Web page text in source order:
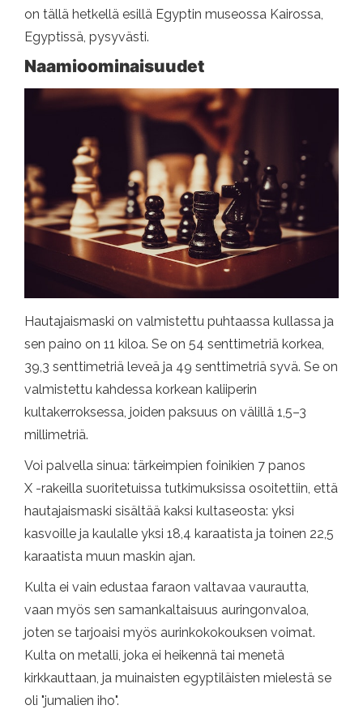
on tällä hetkellä esillä Egyptin museossa Kairossa,
Egyptissä, pysyvästi.
Naamioominaisuudet
Hautajaismaski on valmistettu puhtaassa kullassa ja
sen paino on 11 kiloa. Se on 54 senttimetriä korkea,
39,3 senttimetriä leveä ja 49 senttimetriä syvä. Se on
valmistettu kahdessa korkean kaliiperin
kultakerroksessa, joiden paksuus on välillä 1,5–3
millimetriä.
Voi palvella sinua: tärkeimpien foinikien 7 panos
X -rakeilla suoritetuissa tutkimuksissa osoitettiin, että
hautajaismaski sisältää kaksi kultaseosta: yksi
kasvoille ja kaulalle yksi 18,4 karaatista ja toinen 22,5
karaatista muun maskin ajan.
Kulta ei vain edustaa faraon valtavaa vaurautta,
vaan myös sen samankaltaisuus auringonvaloa,
joten se tarjoaisi myös aurinkokokouksen voimat.
Kulta on metalli, joka ei heikennä tai menetä
kirkkauttaan, ja muinaisten egyptiläisten mielestä se
oli "jumalien iho".